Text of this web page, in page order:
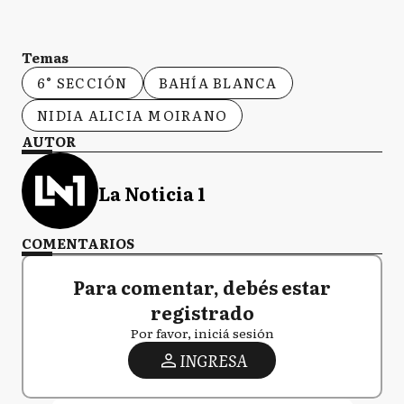
Temas
6° SECCIÓN
BAHÍA BLANCA
NIDIA ALICIA MOIRANO
AUTOR
La Noticia 1
COMENTARIOS
Para comentar, debés estar
registrado
Por favor, iniciá sesión
INGRESA